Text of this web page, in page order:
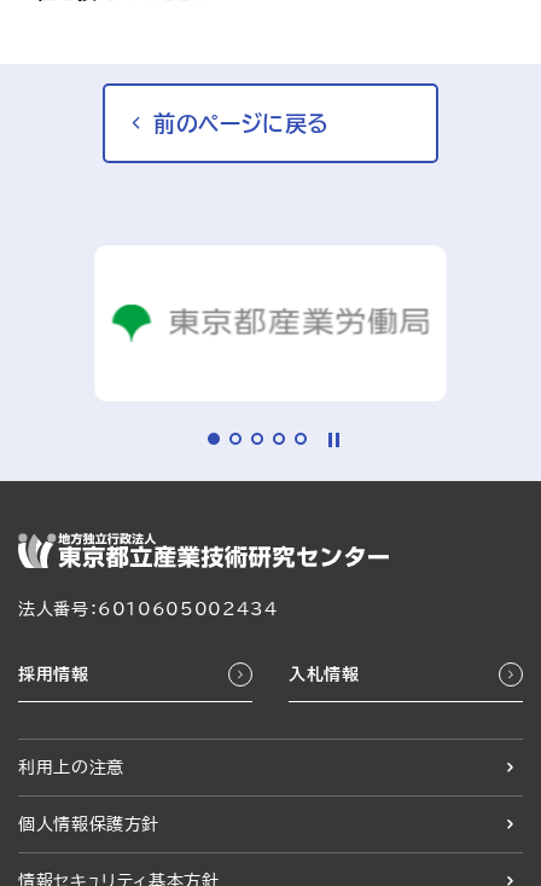
前のページに戻る
法人番号：6010605002434
採用情報 入札情報
利用上の注意
個人情報保護方針
情報セキュリティ基本方針